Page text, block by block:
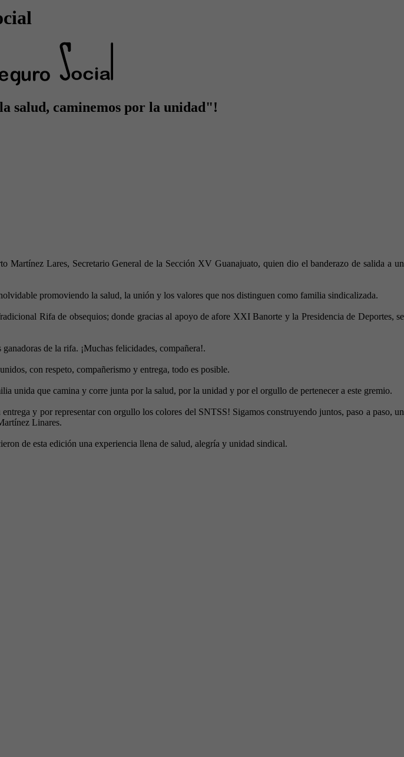
salud, caminemos por la unidad"!
Lares, Secretario General de la Sección XV Guanajuato, quien dio el banderazo de salida a un
promoviendo la salud, la unión y los valores que nos distinguen como familia sindicalizada.
Rifa de obsequios; donde gracias al apoyo de afore XXI Banorte y la Presidencia de Deportes, se
de la rifa. ¡Muchas felicidades, compañera!.
con respeto, compañerismo y entrega, todo es posible.
unida que camina y corre junta por la salud, por la unidad y por el orgullo de pertenecer a este gremio.
y por representar con orgullo los colores del SNTSS! Sigamos construyendo juntos, paso a paso, un
Linares.
de esta edición una experiencia llena de salud, alegría y unidad sindical.